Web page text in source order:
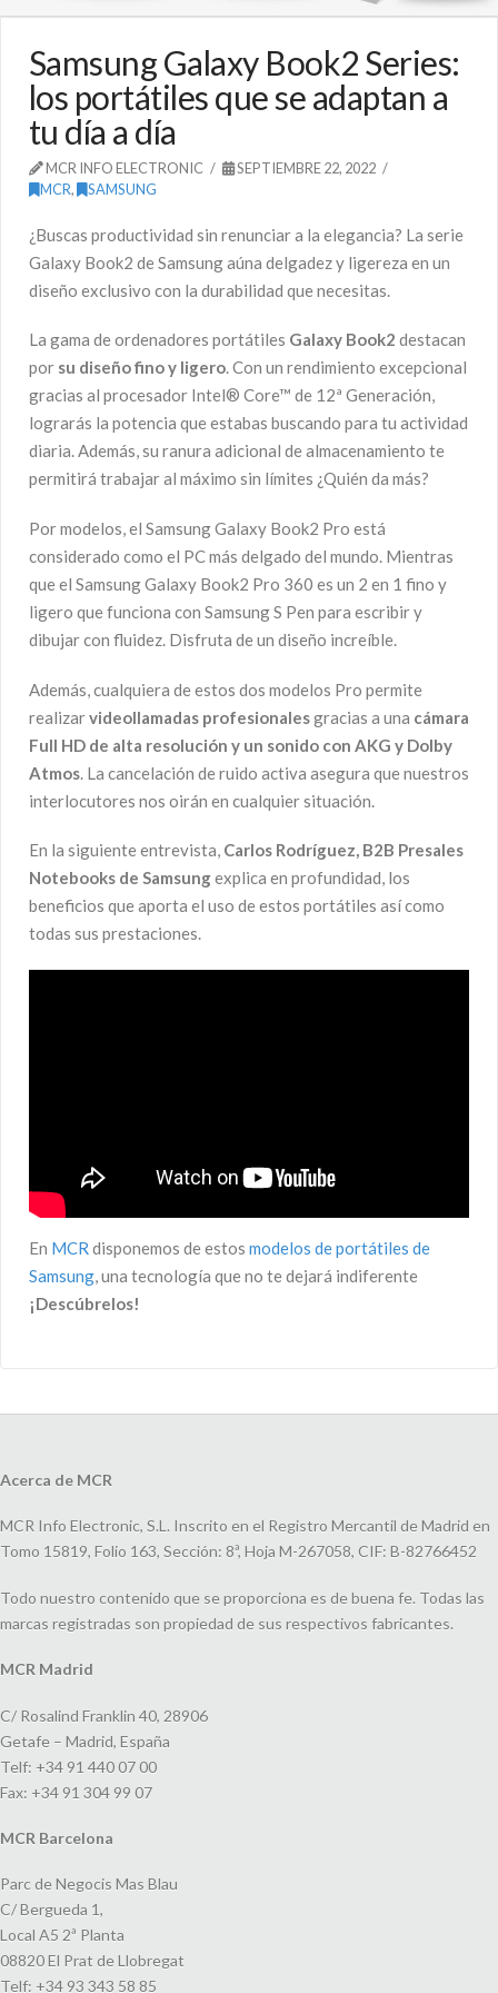
Samsung Galaxy Book2 Series:
los portátiles que se adaptan a
tu día a día
MCR INFO ELECTRONIC
SEPTIEMBRE 22, 2022
MCR, SAMSUNG
¿Buscas productividad sin renunciar a la elegancia? La serie
Galaxy Book2 de Samsung aúna delgadez y ligereza en un
diseño exclusivo con la durabilidad que necesitas.
La gama de ordenadores portátiles Galaxy Book2 destacan
por su diseño fino y ligero. Con un rendimiento excepcional
gracias al procesador Intel® Core™ de 12ª Generación,
lograrás la potencia que estabas buscando para tu actividad
diaria. Además, su ranura adicional de almacenamiento te
permitirá trabajar al máximo sin límites ¿Quién da más?
Por modelos, el Samsung Galaxy Book2 Pro está
considerado como el PC más delgado del mundo. Mientras
que el Samsung Galaxy Book2 Pro 360 es un 2 en 1 fino y
ligero que funciona con Samsung S Pen para escribir y
dibujar con fluidez. Disfruta de un diseño increíble.
Además, cualquiera de estos dos modelos Pro permite
realizarvideollamadas profesionalesgracias a una cámara
Full HD de alta resolución y un sonido con AKG y Dolby
Atmos. La cancelación de ruido activa asegura que nuestros
interlocutores nos oirán en cualquier situación.
En la siguiente entrevista, Carlos Rodríguez, B2B Presales
Notebooks de Samsungexplica en profundidad, los
beneficios que aporta el uso de estos portátiles así como
todas sus prestaciones.
En MCR disponemos de estos modelos de portátiles de
Samsung, una tecnología que no te dejará indiferente
¡Descúbrelos!
Acerca de MCR
MCR Info Electronic, S.L. Inscrito en el Registro Mercantil de Madrid en
Tomo 15819, Folio 163, Sección: 8ª, Hoja M-267058, CIF: B-82766452
Todo nuestro contenido que se proporciona es de buena fe. Todas las
marcas registradas son propiedad de sus respectivos fabricantes.
MCR Madrid
C/ Rosalind Franklin 40, 28906
Getafe – Madrid, España
Telf: +34 91 440 07 00
Fax: +34 91 304 99 07
MCR Barcelona
Parc de Negocis Mas Blau
C/ Bergueda 1,
Local A5 2ª Planta
08820 El Prat de Llobregat
Telf: +34 93 343 58 85